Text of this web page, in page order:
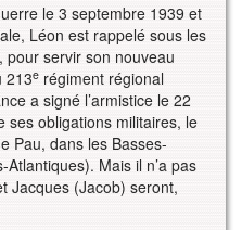
le 3 septembre 1939 et
Léon est rappelé sous les
servir son nouveau
213e régiment régional
a signé l’armistice le 22
ses obligations militaires, le
Pau, dans les Basses-
Atlantiques). Mais il n’a pas
Jacques (Jacob) seront,